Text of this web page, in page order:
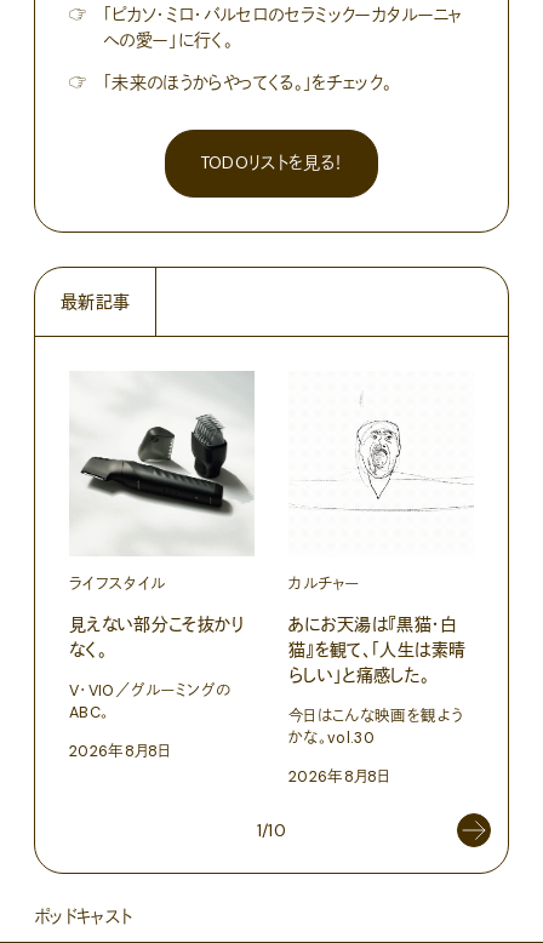
☞
「ピカソ・ミロ・バルセロのセラミックーカタルーニャ
への愛ー」に行く。
☞
「未来のほうからやってくる。」をチェック。
TODOリストを見る！
最新記事
ライフスタイル
見えない部分こそ抜かり
なく。
V・VIO／グルーミングの
ABC。
2026年8月8日
カルチャー
あにお天湯は『黒猫・白
猫』を観て、「人生は素晴
らしい」と痛感した。
今日はこんな映画を観よう
かな。vol.30
2026年8月8日
1/10
ポッドキャスト